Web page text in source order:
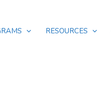
RESOURCES